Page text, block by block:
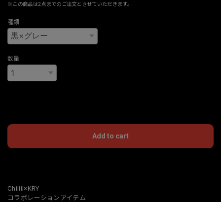
※この商品は2点までのご注文とさせていただきます。
種類
数量
Add to cart
Chiiiii×KRY
コラボレーションアイテム